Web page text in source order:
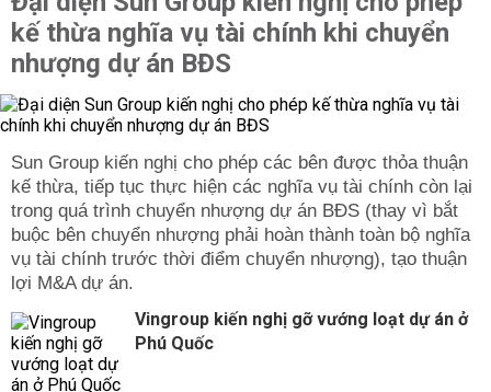
kế thừa nghĩa vụ tài chính khi chuyển
nhượng dự án BĐS
Sun Group kiến nghị cho phép các bên được thỏa thuận
kế thừa, tiếp tục thực hiện các nghĩa vụ tài chính còn lại
trong quá trình chuyển nhượng dự án BĐS (thay vì bắt
buộc bên chuyển nhượng phải hoàn thành toàn bộ nghĩa
vụ tài chính trước thời điểm chuyển nhượng), tạo thuận
lợi M&A dự án.
Vingroup kiến nghị gỡ vướng loạt dự án ở
Phú Quốc